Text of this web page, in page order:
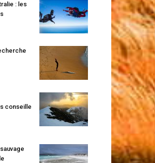
: les
conseille